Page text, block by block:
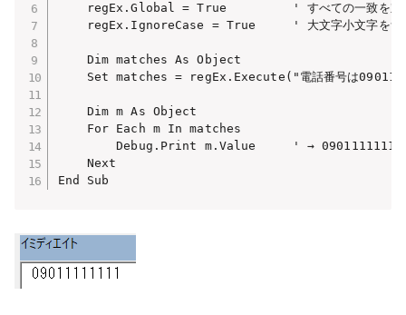
regEx.Global = True         ' すべての一致を対
regEx.IgnoreCase = True     ' 大文字小文字を無
    Dim matches As Object
Set matches = regEx.Execute("電話番号は
    Dim m As Object
    For Each m In matches
        Debug.Print m.Value     ' → 09011111111
    Next
End Sub